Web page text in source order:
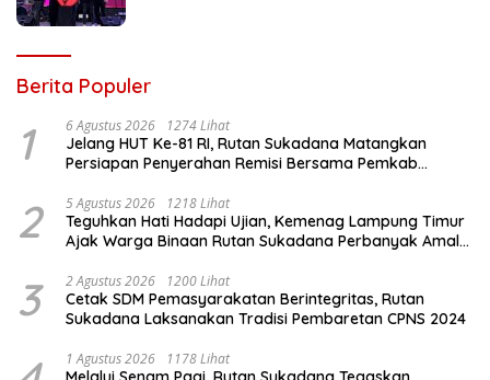
Berita Populer
1 6 Agustus 2026 1274 Lihat
Jelang HUT Ke-81 RI, Rutan Sukadana Matangkan
Persiapan Penyerahan Remisi Bersama Pemkab
2 5 Agustus 2026 1218 Lihat
Teguhkan Hati Hadapi Ujian, Kemenag Lampung Timur
Ajak Warga Binaan Rutan Sukadana Perbanyak Amal
3 2 Agustus 2026 1200 Lihat
Cetak SDM Pemasyarakatan Berintegritas, Rutan
Sukadana Laksanakan Tradisi Pembaretan CPNS 2024
1 Agustus 2026 1178 Lihat